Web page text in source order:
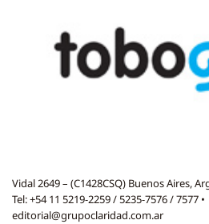
Vidal 2649 – (C1428CSQ) Buenos Aires,
Tel: +54 11 5219-2259 / 5235-7576 / 7577 •
editorial@grupoclaridad.com.ar